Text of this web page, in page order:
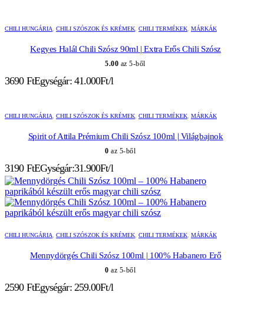
CHILI HUNGÁRIA CHILI SZÓSZOK ÉS KRÉMEK CHILI TERMÉKEK MÁRKÁK
Kegyes Halál Chili Szósz 90ml | Extra Erős Chili Szósz
5.00 az 5-ből
3690 FtEgységár: 41.000Ft/l
CHILI HUNGÁRIA CHILI SZÓSZOK ÉS KRÉMEK CHILI TERMÉKEK MÁRKÁK
Spirit of Attila Prémium Chili Szósz 100ml | Világbajnok
0 az 5-ből
3190 FtEGységár:31.900Ft/l
CHILI HUNGÁRIA CHILI SZÓSZOK ÉS KRÉMEK CHILI TERMÉKEK MÁRKÁK
Mennydörgés Chili Szósz 100ml | 100% Habanero Erő
0 az 5-ből
2590 FtEgységár: 259.00Ft/l